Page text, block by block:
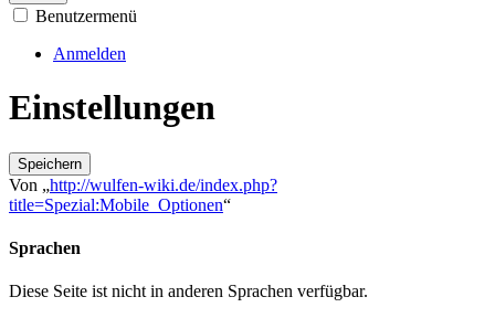
Benutzermenü
Anmelden
Einstellungen
Speichern
Von „http://wulfen-wiki.de/index.php?
title=Spezial:Mobile_Optionen“
Sprachen
Diese Seite ist nicht in anderen Sprachen verfügbar.